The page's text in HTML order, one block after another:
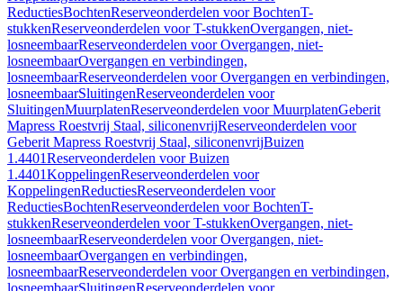
ReductiesBochtenReserveonderdelen voor BochtenT-
stukkenReserveonderdelen voor T-stukkenOvergangen, niet-
losneembaarReserveonderdelen voor Overgangen, niet-
losneembaarOvergangen en verbindingen,
losneembaarReserveonderdelen voor Overgangen en verbindingen,
losneembaarSluitingenReserveonderdelen voor
SluitingenMuurplatenReserveonderdelen voor MuurplatenGeberit
Mapress Roestvrij Staal, siliconenvrijReserveonderdelen voor
Geberit Mapress Roestvrij Staal, siliconenvrijBuizen
1.4401Reserveonderdelen voor Buizen
1.4401KoppelingenReserveonderdelen voor
KoppelingenReductiesReserveonderdelen voor
ReductiesBochtenReserveonderdelen voor BochtenT-
stukkenReserveonderdelen voor T-stukkenOvergangen, niet-
losneembaarReserveonderdelen voor Overgangen, niet-
losneembaarOvergangen en verbindingen,
losneembaarReserveonderdelen voor Overgangen en verbindingen,
losneembaarSluitingenReserveonderdelen voor